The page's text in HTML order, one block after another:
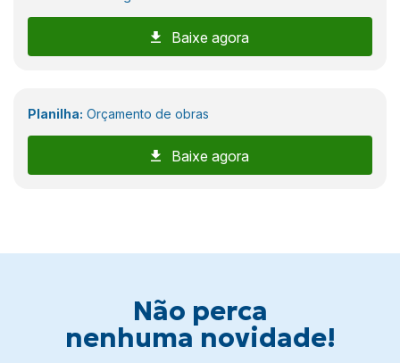
Baixe agora
Planilha: Orçamento de obras
Baixe agora
Não perca
nenhuma novidade!